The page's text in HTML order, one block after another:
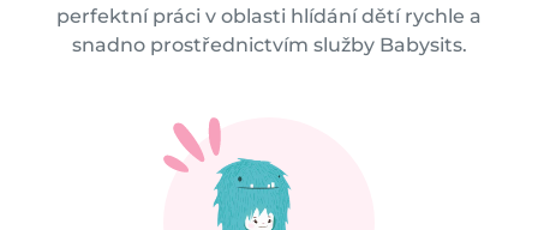
perfektní práci v oblasti hlídání dětí rychle a
snadno prostřednictvím služby Babysits.